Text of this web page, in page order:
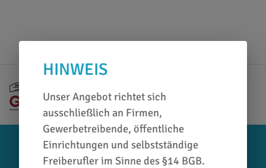
+49 651 / 46 27 79 80
HINWEIS
Unser Angebot richtet sich
ausschließlich an Firmen,
Gewerbetreibende, öffentliche
Einrichtungen und selbstständige
Freiberufler im Sinne des §14 BGB.